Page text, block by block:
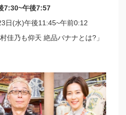
7:30~午後7:57
日(水)午後11:45~午前0:12
村佳乃も仰天 絶品バナナとは?」